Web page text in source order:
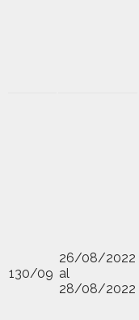
130/09
26/08/2022
al
28/08/2022